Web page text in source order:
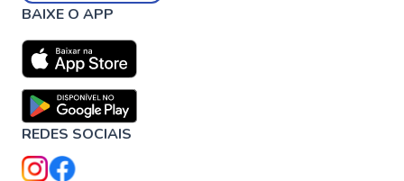
BAIXE O APP
REDES SOCIAIS